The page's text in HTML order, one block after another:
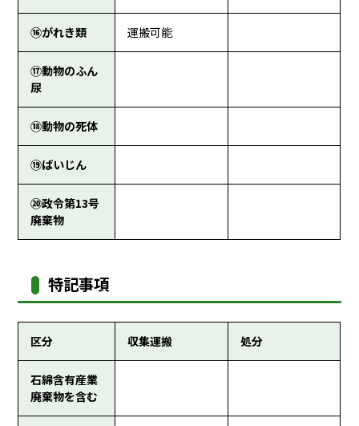
⑯がれき類 運搬可能
⑰動物のふん
尿
⑱動物の死体
⑲ばいじん
⑳政令第13号
廃棄物
特記事項
区分 収集運搬 処分
石綿含有産業
廃棄物を含む